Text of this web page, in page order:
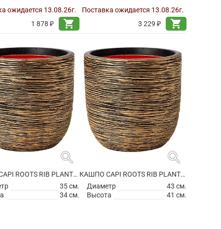
ожидается 13.08.26г.
1 878 ₽
shopping_cart
Поставка ожидается 13.08.26г.
3 229 ₽
shopping_cart
search
КАШПО CAPI ROOTS RIB PLANTER BALL BLACK GOLD
35 см.
34 см.
search
КАШПО CAPI ROOTS RIB PLANTER BALL BLACK GOLD
Диаметр
43 см.
Высота
41 см.